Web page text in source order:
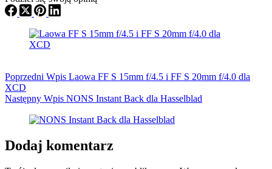
Poprzedni Wpis Laowa FF S 15mm f/4.5 i FF S 20mm f/4.0 dla
XCD
Następny Wpis NONS Instant Back dla Hasselblad
Dodaj komentarz